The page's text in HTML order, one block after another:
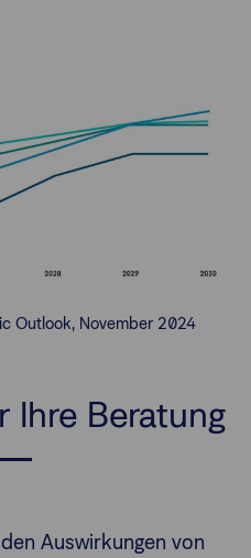
Outlook, November 2024
Ihre Beratung
Auswirkungen von